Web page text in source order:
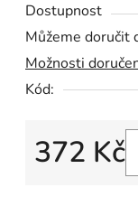
z
5
hvězdiček.
Dostupnost
Můžeme doručit
Možnosti
Kód:
372 Kč